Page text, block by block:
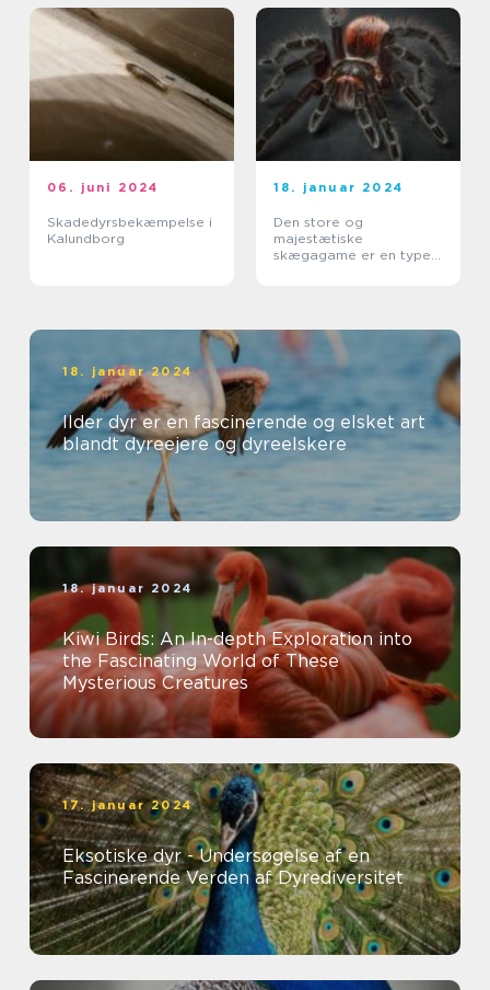
06. juni 2024
Skadedyrsbekæmpelse i
Kalundborg
18. januar 2024
Den store og
majestætiske
skægagame er en type
18. januar 2024
Ilder dyr er en fascinerende og elsket art
blandt dyreejere og dyreelskere
18. januar 2024
Kiwi Birds: An In-depth Exploration into
the Fascinating World of These
Mysterious Creatures
17. januar 2024
Eksotiske dyr - Undersøgelse af en
Fascinerende Verden af Dyrediversitet